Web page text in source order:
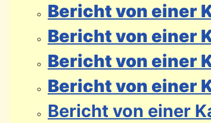
Bericht von einer
Bericht von einer
Bericht von einer
Bericht von einer
Bericht von einer